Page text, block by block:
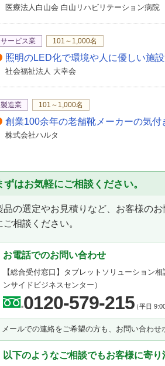
タブ
医療法人白山会 白山リハビリテーション病院
サービス業 101～1,000名
照明のLED化で環境や人に優しい施
社会福祉法人 大幸会
製造業 101～1,000名
創業100余年の老舗靴メーカーの気付
株式会社ハルタ
ずはお気軽にご相談ください。
品の選定やお見積りなど、お客様の
ご相談ください。
お電話でのお問い合わせ
【総合受付窓口】 タブレットソリューション相
ンサイドビジネスセンター）
0120-579-215（平日
メールでの連絡をご希望の方も、お問い合わせ
以下のようなご相談でもお客様に寄